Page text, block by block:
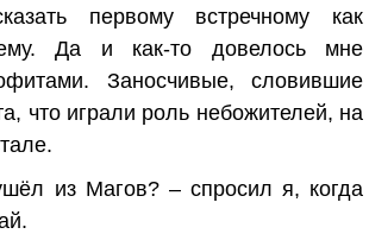
первому встречному как
Да и как-то довелось мне
Заносчивые, словившие
что играли роль небожителей, на
из Магов? – спросил я, когда